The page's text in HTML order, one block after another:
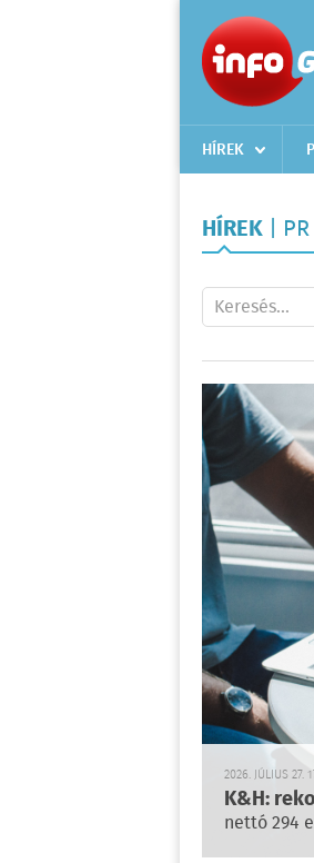
HÍREK
HÍREK | PR
2026. JÚLIUS 27.
K&H:
nettó 294